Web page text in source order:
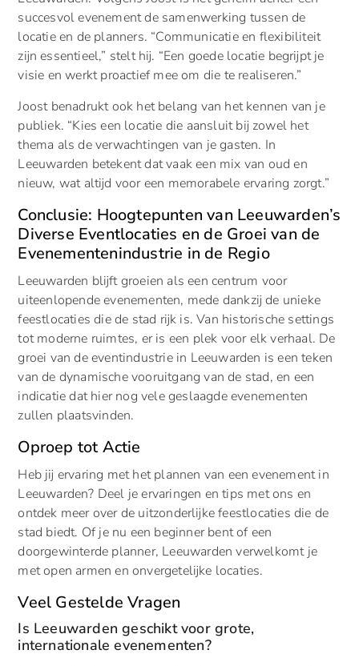
succesvol evenement de samenwerking tussen de
locatie en de planners. “Communicatie en flexibiliteit
zijn essentieel,” stelt hij. “Een goede locatie begrijpt je
visie en werkt proactief mee om die te realiseren.”
Joost benadrukt ook het belang van het kennen van je
publiek. “Kies een locatie die aansluit bij zowel het
thema als de verwachtingen van je gasten. In
Leeuwarden betekent dat vaak een mix van oud en
nieuw, wat altijd voor een memorabele ervaring zorgt.”
Conclusie: Hoogtepunten van Leeuwarden’s
Diverse Eventlocaties en de Groei van de
Evenementenindustrie in de Regio
Leeuwarden blijft groeien als een centrum voor
uiteenlopende evenementen, mede dankzij de unieke
feestlocaties die de stad rijk is. Van historische settings
tot moderne ruimtes, er is een plek voor elk verhaal. De
groei van de eventindustrie in Leeuwarden is een teken
van de dynamische vooruitgang van de stad, en een
indicatie dat hier nog vele geslaagde evenementen
zullen plaatsvinden.
Oproep tot Actie
Heb jij ervaring met het plannen van een evenement in
Leeuwarden? Deel je ervaringen en tips met ons en
ontdek meer over de uitzonderlijke feestlocaties die de
stad biedt. Of je nu een beginner bent of een
doorgewinterde planner, Leeuwarden verwelkomt je
met open armen en onvergetelijke locaties.
Veel Gestelde Vragen
Is Leeuwarden geschikt voor grote,
internationale evenementen?